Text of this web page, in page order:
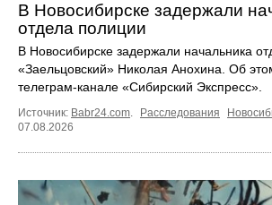
В Новосибирске задержали
отдела полиции
В Новосибирске задержали начальника
«Заельцовский» Николая Анохина. Об
телеграм-канале «Сибирский Экспресс».
Источник: Babr24.com. Расследования
07.08.2026